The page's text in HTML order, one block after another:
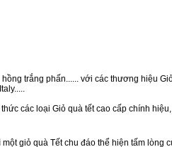
trắng phấn...... với các thương hiệu
các loại Giỏ quà tết cao cấp chính
giỏ quà Tết chu đáo thể hiện tấm